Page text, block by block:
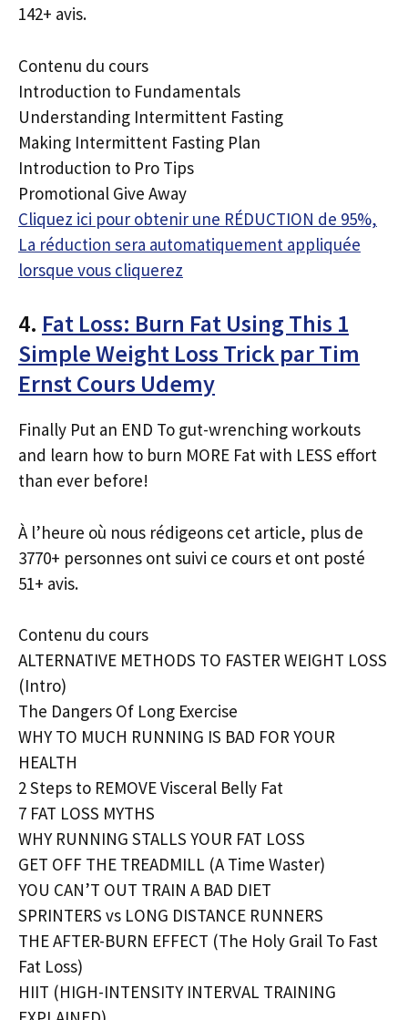
142+ avis.
Contenu du cours
Introduction to Fundamentals
Understanding Intermittent Fasting
Making Intermittent Fasting Plan
Introduction to Pro Tips
Promotional Give Away
Cliquez ici pour obtenir une RÉDUCTION de 95%,
La réduction sera automatiquement appliquée
lorsque vous cliquerez
4. Fat Loss: Burn Fat Using This 1
Simple Weight Loss Trick par Tim
Ernst Cours Udemy
Finally Put an END To gut-wrenching workouts
and learn how to burn MORE Fat with LESS effort
than ever before!
À l’heure où nous rédigeons cet article, plus de
3770+ personnes ont suivi ce cours et ont posté
51+ avis.
Contenu du cours
ALTERNATIVE METHODS TO FASTER WEIGHT LOSS
(Intro)
The Dangers Of Long Exercise
WHY TO MUCH RUNNING IS BAD FOR YOUR
HEALTH
2 Steps to REMOVE Visceral Belly Fat
7 FAT LOSS MYTHS
WHY RUNNING STALLS YOUR FAT LOSS
GET OFF THE TREADMILL (A Time Waster)
YOU CAN’T OUT TRAIN A BAD DIET
SPRINTERS vs LONG DISTANCE RUNNERS
THE AFTER-BURN EFFECT (The Holy Grail To Fast
Fat Loss)
HIIT (HIGH-INTENSITY INTERVAL TRAINING